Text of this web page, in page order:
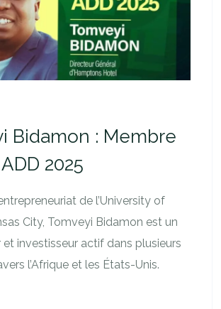
Bidamon : Membre
2025
de l’University of
City, Tomveyi Bidamon est un
et investisseur actif dans plusieurs
l’Afrique et les États-Unis.